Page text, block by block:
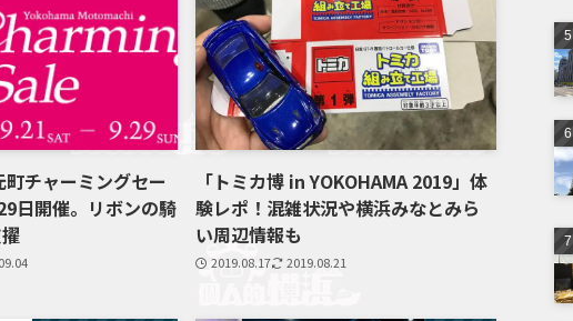
チャーミングセー
日開催。リボンの騎
「トミカ博 in YOKOHAMA 2019」体
験レポ！混雑状況や横浜みなとみら
い周辺情報も
2019.08.17 2019.08.21